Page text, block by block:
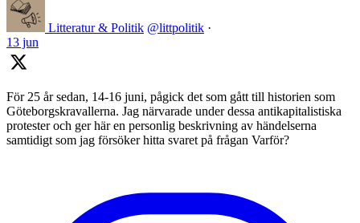
Litteratur & Politik @littpolitik ·
13 jun
För 25 år sedan, 14-16 juni, pågick det som gått till historien som
Göteborgskravallerna. Jag närvarade under dessa antikapitalistiska
protester och ger här en personlig beskrivning av händelserna
samtidigt som jag försöker hitta svaret på frågan Varför?